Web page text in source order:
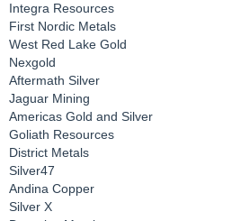
Integra Resources
First Nordic Metals
West Red Lake Gold
Nexgold
Aftermath Silver
Jaguar Mining
Americas Gold and Silver
Goliath Resources
District Metals
Silver47
Andina Copper
Silver X